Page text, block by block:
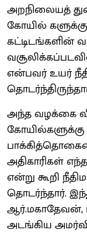
அறநிலையத்
கோயில்
கட்டிடங்களின்
என்பவர் உயர்
அந்த வழக்கை
அதிகாரிகள்
என்று கூறி
தொடர்ந்தார்.
ஆர்.மகாதேவன்,
அடங்கிய